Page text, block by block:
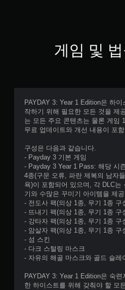
게임 및
PAYDAY 3: Year 1 Edition은 하
작하기 위해 필요한 모든 것을 제
는 모든 주요 콘텐츠는 물론 게임
무료 업데이트와 개선 내용이 포
구성은 다음과 같습니다.
- Payday 3 기본 게임
- Payday 3 Year 1 Pass: 해당 시
4종(구문 오류, 파란 제복의 남자
욕)이 포함되어 있으며, 각 DLC는
기와 수많은 꾸미기 아이템을 제
- 전도사 팩(의상 1종, 무기 1종 구
- 뜨내기 팩(의상 1종, 무기 1종 구
- 강타자 팩(의상 1종, 무기 1종 구
- 암살자 팩(의상 1종, 무기 1종 구
- 섬 스킨
- 다크 스털링 마스크
- 자유의 해골 마스크와 골드 슬레
PAYDAY 3: Year 1 Edition은 숙
한 하이스트를 위해 갖춰야 할 모